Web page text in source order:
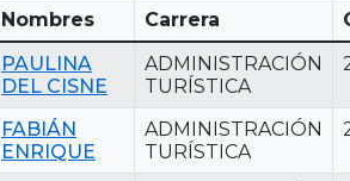
Nombres Carrera
PAULINA
DEL CISNE
ADMINISTRACIÓN
TURÍSTICA
FABIÁN
ENRIQUE
ADMINISTRACIÓN
TURÍSTICA